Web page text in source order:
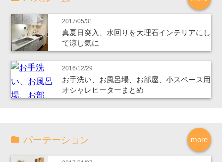
2017/05/31
真夏日突入、水回りを大理石インテリアにし
て涼し気に
2016/12/29
お手洗い、お風呂場、お部屋、小スペース用
オシャレヒーターまとめ
more
パーテーション